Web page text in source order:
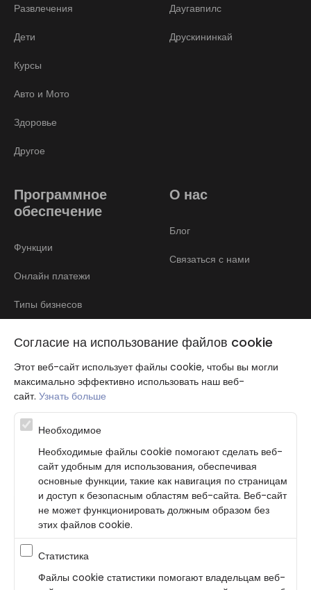
Согласие на использование файлов cookie
Этот веб-сайт использует файлы cookie, чтобы вы могли
максимально эффективно использовать наш веб-
сайт. Узнать больше
Необходимое
Необходимые файлы cookie помогают сделать веб-
сайт удобным для использования, обеспечивая
основные функции, такие как навигация по страницам
и доступ к безопасным областям веб-сайта. Веб-сайт
не может функционировать должным образом без
этих файлов cookie.
Статистика
Файлы cookie статистики помогают владельцам веб-
Развлечения
Дети
Курсы
Авто и Мото
Здоровье
Другое
Даугавпилс
Друскининкай
Программное
обеспечение
Функции
Онлайн платежи
Типы бизнесов
О нас
Блог
Связаться с нами
Atbalsta programma augsti kvalificētu darba ņēmēju piesaistei.
Projekta ietvaros plānota informācijas pakalpojuma izstrāde, kas
ļauj pakalpojumu sniedzējiem digitalizēt uzņēmuma procesus.
Projekta rezultātā ir veikta mobilo lietotņu un pašapkalpošanās
portāla izveide. Projekta ieviešanas rezultatā plānota
bezkontakta apkalpošanas risinājumu izveide pakalpojumu
sniedzējiem. Nr. JU-PI-2022/43.
Политика конфиденциальности
Согласие на использование файлов cookie